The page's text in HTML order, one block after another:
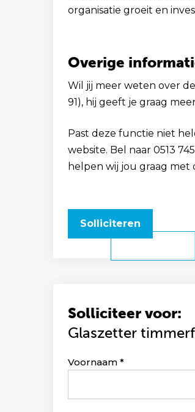
organisatie groeit en
Overige
Wil jij meer weten over
91), hij geeft je graag
Past deze functie niet
website. Bel naar 0513
helpen wij jou graag met
Solliciteren
Solliciteer voor:
Glaszetter
Leave
Voornaam